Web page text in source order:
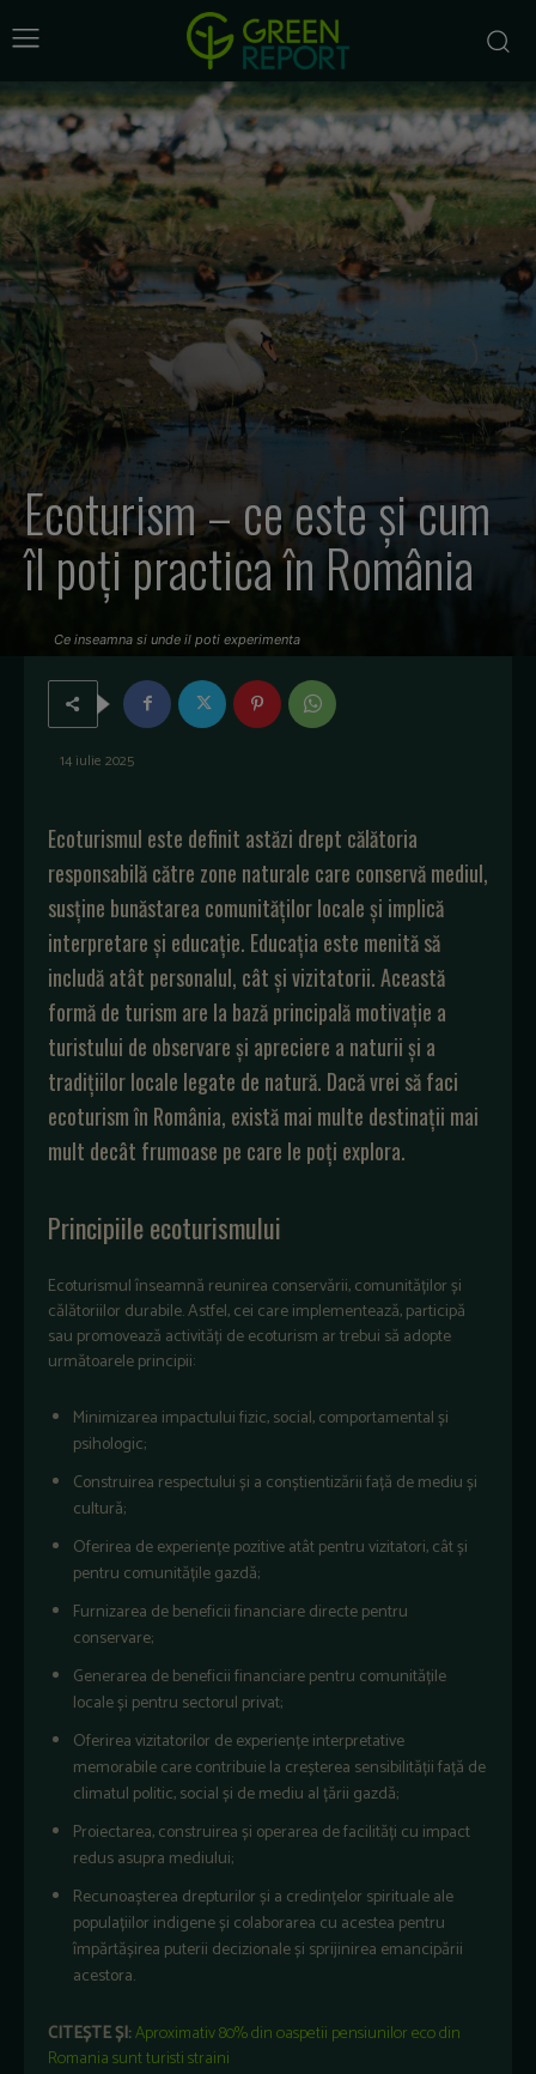
Ecoturism – ce este și cum
îl poți practica în România
Ce inseamna si unde il poti experimenta
14 iulie 2025
Ecoturismul este definit astăzi drept călătoria
responsabilă către zone naturale care conservă mediul,
susține bunăstarea comunităților locale și implică
interpretare și educație. Educația este menită să
includă atât personalul, cât și vizitatorii. Această
formă de turism are la bază principală motivație a
turistului de observare și apreciere a naturii și a
tradițiilor locale legate de natură. Dacă vrei să faci
ecoturism în România, există mai multe destinații mai
mult decât frumoase pe care le poți explora.
Principiile ecoturismului
Ecoturismul înseamnă reunirea conservării, comunităților și
călătoriilor durabile. Astfel, cei care implementează, participă
sau promovează activități de ecoturism ar trebui să adopte
următoarele principii:
Minimizarea impactului fizic, social, comportamental și
psihologic;
Construirea respectului și a conștientizării față de mediu și
cultură;
Oferirea de experiențe pozitive atât pentru vizitatori, cât și
pentru comunitățile gazdă;
Furnizarea de beneficii financiare directe pentru
conservare;
Generarea de beneficii financiare pentru comunitățile
locale și pentru sectorul privat;
Oferirea vizitatorilor de experiențe interpretative
memorabile care contribuie la creșterea sensibilității față de
climatul politic, social și de mediu al țării gazdă;
Proiectarea, construirea și operarea de facilități cu impact
redus asupra mediului;
Recunoașterea drepturilor și a credințelor spirituale ale
populațiilor indigene și colaborarea cu acestea pentru
împărtășirea puterii decizionale și sprijinirea emancipării
acestora.
CITEȘTE ȘI:Aproximativ 80% din oaspetii pensiunilor eco din
Romania sunt turisti straini